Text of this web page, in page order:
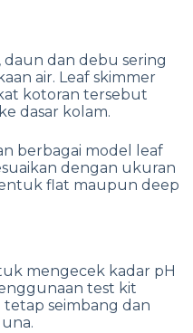
dan debu sering
air. Leaf skimmer
kotoran tersebut
dasar kolam.
berbagai model leaf
dengan ukuran
flat maupun deep
mengecek kadar pH
test kit
seimbang dan